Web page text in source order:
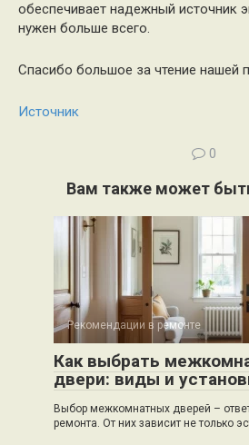
обеспечивает надежный источник
нужен больше всего.
Спасибо большое за чтение нашей
Источник
0
Вам также может
Рекомендации в ремонте
Как выбрать
двери: виды и
Выбор межкомнатных дверей –
ремонта. От них зависит не только